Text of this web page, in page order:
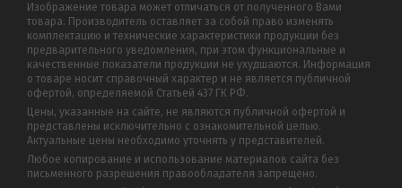
Изображение товара может отличаться от полученного Вами
товара. Производитель оставляет за собой право изменять
комплектацию и технические характеристики продукции без
предварительного уведомления, при этом функциональные и
качественные показатели продукции не ухудшаются. Информация
о товаре носит справочный характер и не является публичной
офертой, определяемой Статьей 437 ГК РФ.
Цены, указанные на сайте, не являются публичной офертой и
представлены исключительно с ознакомительной целью.
Актуальные цены необходимо уточнять у представителей.
Любое копирование и использование материалов сайта без
письменного разрешения правообладателя запрещено.